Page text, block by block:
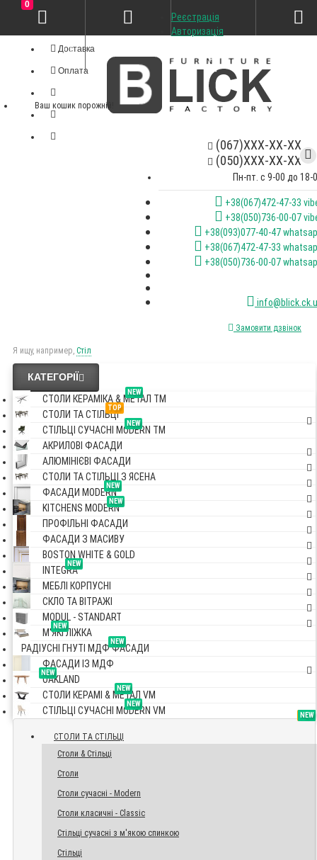
Доставка
Оплата
(067)XXX-XX-XX
(050)XXX-XX-XX
Пн-пт. с 9-00 до 18-
+38(067)472-47-33
+38(050)736-00-07
+38(093)077-40-47
+38(067)472-47-33
+38(050)736-00-07
Замовити дзвінок
Я ищу, например, Стіл
Реєстрація
Авторизація
0
Ваш кошик порожній!
КАТЕГОРІЇ
NEW
СТОЛИ КЕРАМІКА & МЕТАЛ TM
TOP
СТОЛИ ТА СТІЛЬЦІ
NEW
СТІЛЬЦІ СУЧАСНІ MODERN TM
АКРИЛОВІ ФАСАДИ
АЛЮМІНІЄВІ ФАСАДИ
СТОЛИ ТА СТІЛЬЦІ З ЯСЕНА
NEW
ФАСАДИ MODERN
NEW
KITCHENS MODERN
ПРОФІЛЬНІ ФАСАДИ
ФАСАДИ З МАСИВУ
BOSTON WHITE & GOLD
NEW
INTEGRA
МЕБЛІ КОРПУСНІ
СКЛО ТА ВІТРАЖІ
MODUL - STANDART
NEW
М'ЯКІ ЛІЖКА
NEW
РАДІУСНІ ГНУТІ МДФ ФАСАДИ
ФАСАДИ ІЗ МДФ
NEW
OAKLAND
NEW
СТОЛИ КЕРАМІ & МЕТАЛ VM
NEW
СТІЛЬЦІ СУЧАСНІ MODERN VM TOP
СТОЛИ ТА СТІЛЬЦІ
Столи & Стільці
Столи
Столи сучасні - Modern
Столи класичні - Classic
Стільці сучасні з м'якою спинкою
Стільці
NEW
NEW
NEW